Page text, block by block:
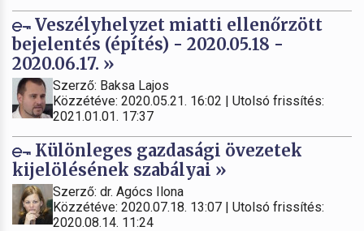
Veszélyhelyzet miatti ellenőrzött
bejelentés (építés) - 2020.05.18 -
2020.06.17. »
Szerző: Baksa Lajos
Közzétéve: 2020.05.21. 16:02 | Utolsó frissítés:
2021.01.01. 17:37
Különleges gazdasági övezetek
kijelölésének szabályai »
Szerző: dr. Agócs Ilona
Közzétéve: 2020.07.18. 13:07 | Utolsó frissítés:
2020.08.14. 11:24